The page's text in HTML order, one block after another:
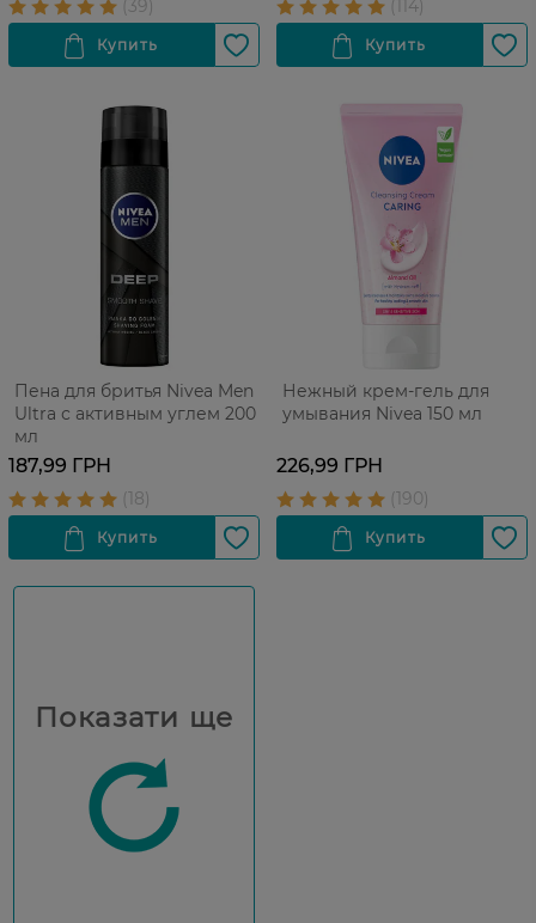
Пена для бритья Nivea Men
Ultra с активным углем 200
мл
187,99 ГРН
Нежный крем-гель для
умывания Nivea 150 мл
226,99 ГРН
Показати ще